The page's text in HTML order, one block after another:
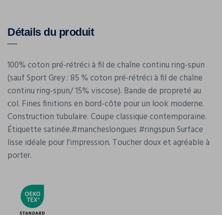
Détails du produit
100% coton pré-rétréci à fil de chaîne continu ring-spun
(sauf Sport Grey : 85 % coton pré-rétréci à fil de chaîne
continu ring-spun/ 15% viscose). Bande de propreté au
col. Fines finitions en bord-côte pour un look moderne.
Construction tubulaire. Coupe classique contemporaine.
Étiquette satinée.#mancheslongues #ringspun Surface
lisse idéale pour l'impression. Toucher doux et agréable à
porter.